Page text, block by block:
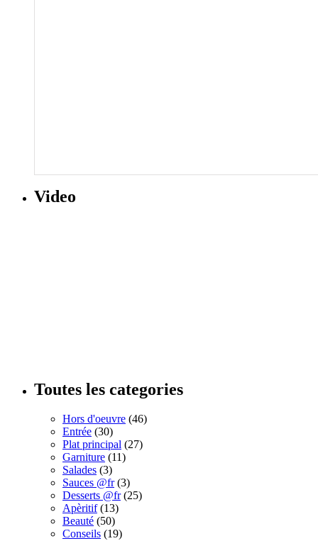
Video
Toutes les categories
Hors d'oeuvre (46)
Entrée (30)
Plat principal (27)
Garniture (11)
Salades (3)
Sauces @fr(3)
Desserts @fr(25)
Apèritif(13)
Beauté (50)
Conseils (19)